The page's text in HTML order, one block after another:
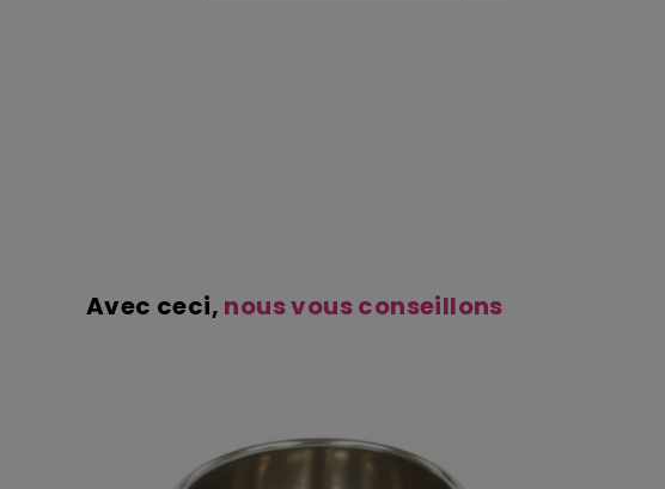
Avec ceci, nous vous conseillons